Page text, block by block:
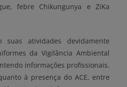
febre Chikungunya e ZiKa
suas atividades devidamente
da Vigilância Ambiental
informações profissionais.
à presença do ACE, entre